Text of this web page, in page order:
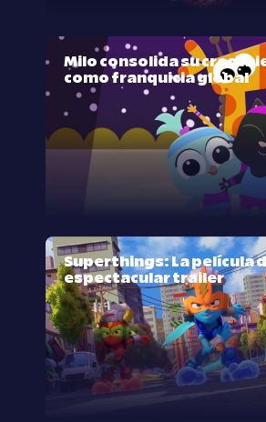
Milo consolida su
como franquicia global
Superthings: La película
espectacular trailer